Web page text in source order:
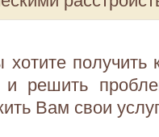
получить
решить
Вам свои